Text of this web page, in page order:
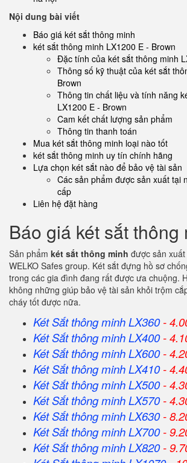
Nội dung bài viết
Báo giá két sắt thông minh
két sắt thông minh LX1200 E - Brown
Đặc tính của két sắt thông minh
Thông số kỹ thuật của két sắt
Brown
Thông tin chất liệu và tính năng
LX1200 E - Brown
Cam kết chất lượng sản phẩm
Thông tin thanh toán
Mua két sắt thông minh loại nào tốt
két sắt thông minh uy tín chính hãng
Lựa chọn két sắt nào để bảo vệ tài sản
Các sản phẩm được sản xuất tại
cấp
Liên hệ đặt hàng
Báo giá két sắt thông
Sản phẩm két sắt thông minh được sản
WELKO Safes group. Két sắt đựng hồ sơ
trong các gia đình đang rất được ưa chuộng.
không những giúp bảo vệ tài sản khỏi trộm
cháy tốt được nữa.
Két Sắt thông minh LX360-
Két Sắtthông minhLX400-
Két Sắtthông minhLX600-
Két Sắtthông minhLX410-
Két Sắtthông minhLX500-
Két Sắtthông minhLX570-
Két Sắtthông minhLX630-
Két Sắtthông minhLX700-
Két Sắtthông minhLX820-